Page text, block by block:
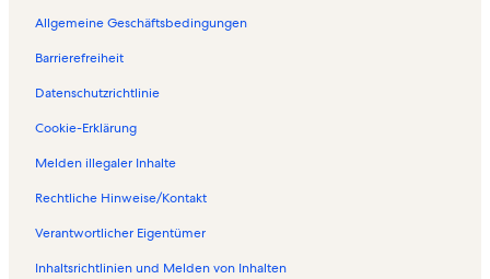
f
e
t
F
r
e
n
w
o
f
n
e
:
e
i
e
n
w
Allgemeine Geschäftsbedingungen
Barrierefreiheit
Datenschutzrichtlinie
Cookie-Erklärung
Melden illegaler Inhalte
Rechtliche Hinweise/Kontakt
Verantwortlicher Eigentümer
Inhaltsrichtlinien und Melden von Inhalten